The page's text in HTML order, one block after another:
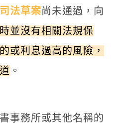
法草案尚未通過，向
並沒有相關法規保
或利息過高的風險，
。
事務所或其他名稱的